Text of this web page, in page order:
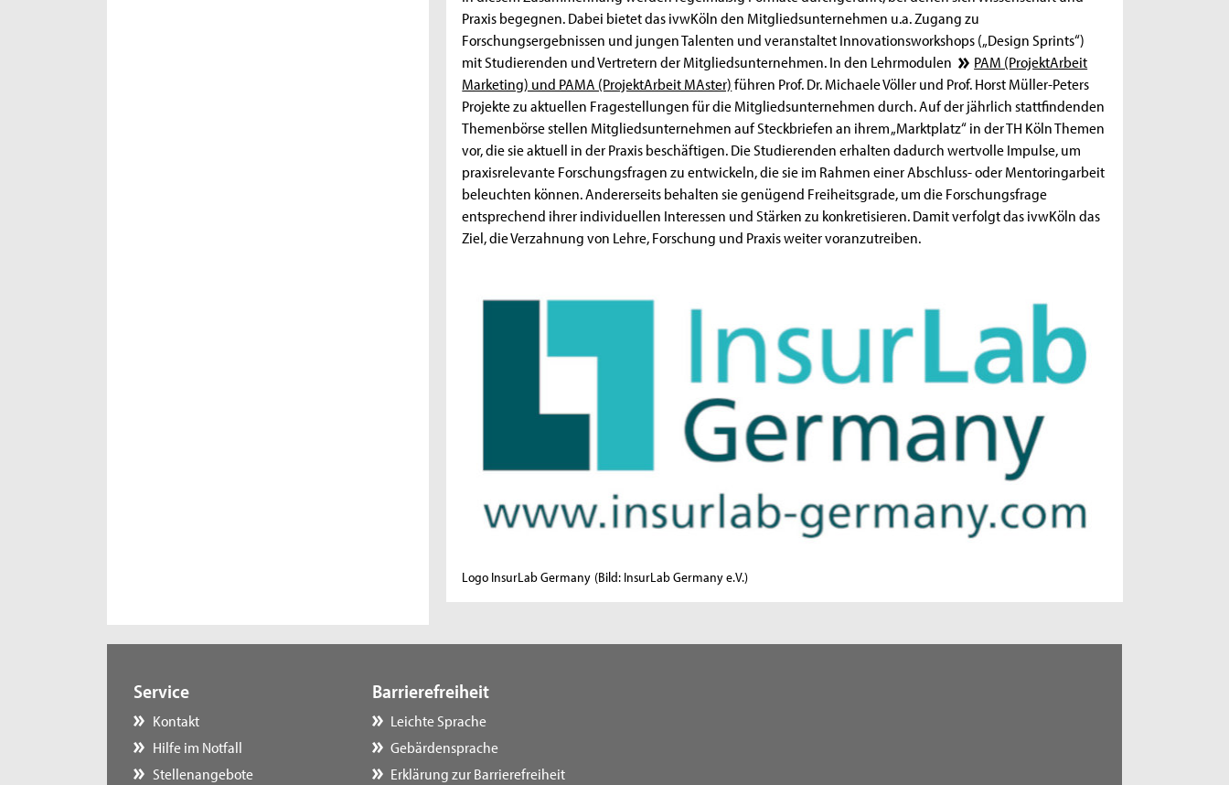
Praxis begegnen. Dabei bietet das ivwKöln den Mitgliedsunternehmen u.a. Zugang zu
Forschungsergebnissen und jungen Talenten und veranstaltet Innovationsworkshops („Design Sprints“)
mit Studierenden und Vertretern der Mitgliedsunternehmen. In den Lehrmodulen
PAM (ProjektArbeit
Marketing) und PAMA (ProjektArbeit MAster)führen Prof. Dr. Michaele Völler und Prof. Horst Müller-Peters
Projekte zu aktuellen Fragestellungen für die Mitgliedsunternehmen durch. Auf der jährlich stattfindenden
Themenbörse stellen Mitgliedsunternehmen auf Steckbriefen an ihrem „Marktplatz“ in der TH Köln Themen
vor, die sie aktuell in der Praxis beschäftigen. Die Studierenden erhalten dadurch wertvolle Impulse, um
praxisrelevante Forschungsfragen zu entwickeln, die sie im Rahmen einer Abschluss- oder Mentoringarbeit
beleuchten können. Andererseits behalten sie genügend Freiheitsgrade, um die Forschungsfrage
entsprechend ihrer individuellen Interessen und Stärken zu konkretisieren. Damit verfolgt das ivwKöln das
Ziel, die Verzahnung von Lehre, Forschung und Praxis weiter voranzutreiben.
Logo InsurLab Germany (Bild: InsurLab Germany e.V.)
Service
Kontakt
Hilfe im Notfall
Stellenangebote
Barrierefreiheit
Leichte Sprache
Gebärdensprache
Erklärung zur Barrierefreiheit